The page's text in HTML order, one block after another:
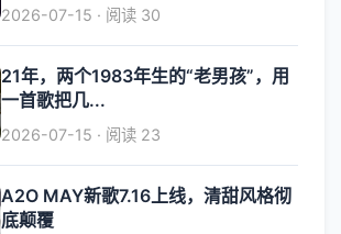
2026-07-15 · 阅读 30
21年，两个1983年生的“老男孩”，用
一首歌把几...
2026-07-15 · 阅读 23
A2O MAY新歌7.16上线，清甜风格彻
底颠覆